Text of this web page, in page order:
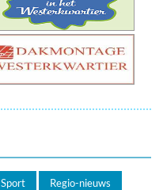
Sport Regio-nieuws